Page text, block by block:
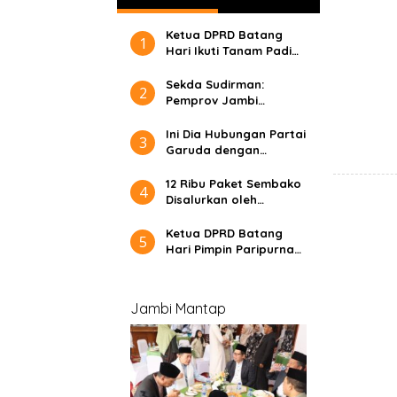
Arizal: Pahami Dulu Tujuan
Programnya !!!
1
Ketua DPRD Batang
Hari Ikuti Tanam Padi
Jelutih
2
Sekda Sudirman:
Pemprov Jambi
Rp10,8 Miliar untuk
Porprov 2026
3
Ini Dia Hubungan Partai
Garuda dengan
4
12 Ribu Paket Sembako
Disalurkan oleh
Masyarakat dan Anak
Yatim
5
Ketua DPRD Batang
Hari Pimpin Paripurna
Jambi Mantap